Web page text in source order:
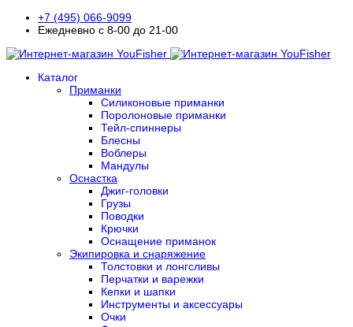
+7 (495) 066-9099
Ежедневно с 8-00 до 21-00
Каталог
Приманки
Силиконовые приманки
Поролоновые приманки
Тейл-спиннеры
Блесны
Воблеры
Мандулы
Оснастка
Джиг-головки
Грузы
Поводки
Крючки
Оснащение приманок
Экипировка и снаряжение
Толстовки и лонгсливы
Перчатки и варежки
Кепки и шапки
Инструменты и аксессуары
Очки